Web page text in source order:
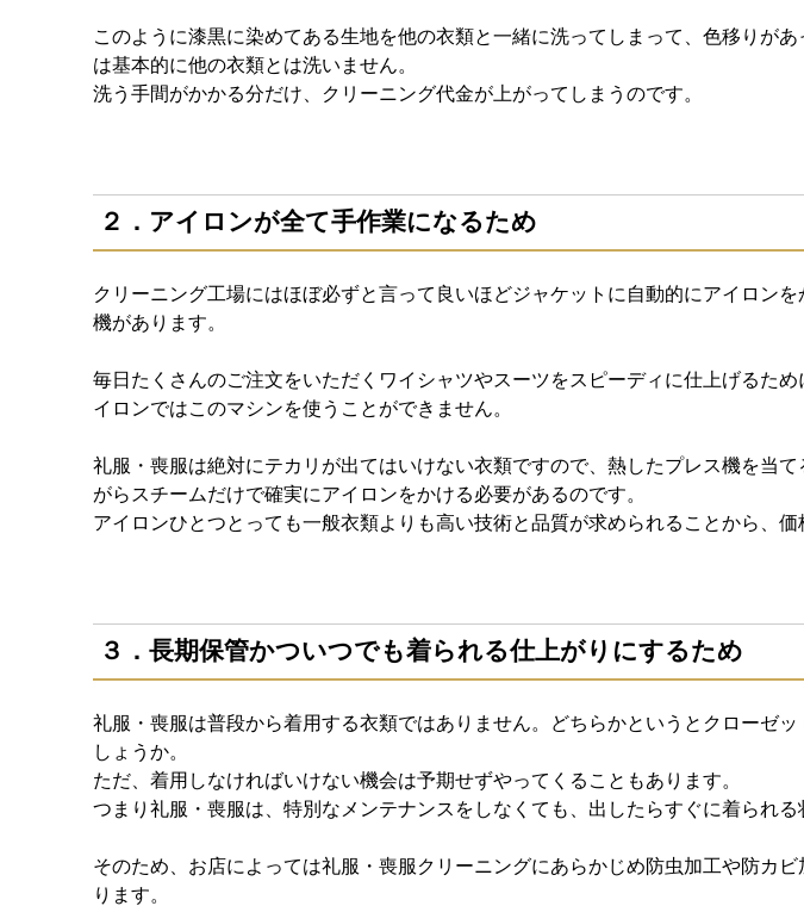
このように漆黒に染めてある生地を他の衣類と一緒に洗ってしまって、色移りが
は基本的に他の衣類とは洗いません。
洗う手間がかかる分だけ、クリーニング代金が上がってしまうのです。
２．アイロンが全て手作業になるため
クリーニング工場にはほぼ必ずと言って良いほどジャケットに自動的にアイロン
機があります。
毎日たくさんのご注文をいただくワイシャツやスーツをスピーディに仕上げるた
イロンではこのマシンを使うことができません。
礼服・喪服は絶対にテカリが出てはいけない衣類ですので、熱したプレス機を当
がらスチームだけで確実にアイロンをかける必要があるのです。
アイロンひとつとっても一般衣類よりも高い技術と品質が求められることから、
３．長期保管かついつでも着られる仕上がりにするため
礼服・喪服は普段から着用する衣類ではありません。どちらかというとクローゼ
しょうか。
ただ、着用しなければいけない機会は予期せずやってくることもあります。
つまり礼服・喪服は、特別なメンテナンスをしなくても、出したらすぐに着られる
そのため、お店によっては礼服・喪服クリーニングにあらかじめ防虫加工や防カ
ります。